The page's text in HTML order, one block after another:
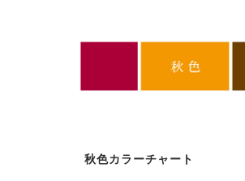
秋色カラーチャート